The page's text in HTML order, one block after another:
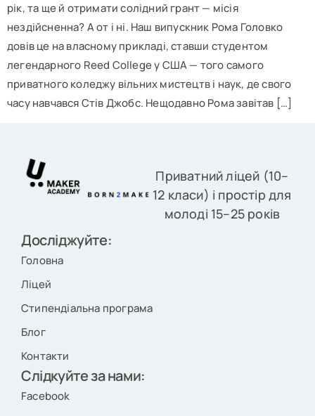
рік, та ще й отримати солідний грант — місія
нездійсненна? А от і ні. Наш випускник Рома Головко
довів це на власному прикладі, ставши студентом
легендарного Reed College у США — того самого
приватного коледжу вільних мистецтв і наук, де свого
часу навчався Стів Джобс. Нещодавно Рома завітав […]
Приватний ліцей (10–
12 класи) і простір для
молоді 15–25 років
Досліджуйте:
Головна
Ліцей
Стипендіальна програма
Блог
Контакти
Слідкуйте за нами:
Facebook